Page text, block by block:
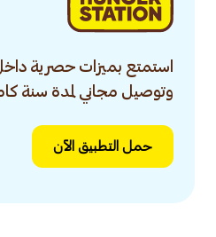
استمتع بميزات حصرية
وتوصيل مجاني لمدة سنة
حمل التطبيق الآن